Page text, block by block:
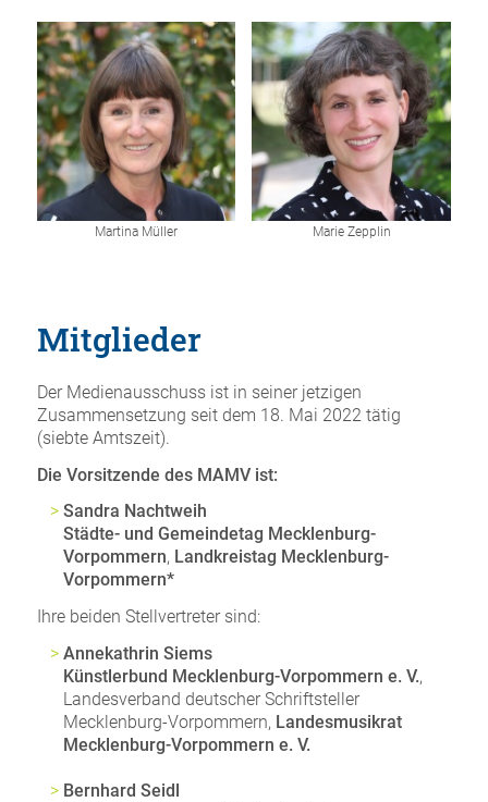
Mitglieder
Der Medienausschuss ist in seiner jetzigen
Zusammensetzung seit dem 18. Mai 2022 tätig
(siebte Amtszeit).
Die Vorsitzende des MAMV ist:
Sandra Nachtweih
Städte- und Gemeindetag Mecklenburg-
Vorpommern, Landkreistag Mecklenburg-
Vorpommern*
Ihre beiden Stellvertreter sind:
Annekathrin Siems
Künstlerbund Mecklenburg-Vorpommern e. V.,
Landesverband deutscher Schriftsteller
Mecklenburg-Vorpommern, Landesmusikrat
Mecklenburg-Vorpommern e. V.
Bernhard Seidl
Martina Müller Marie Zepplin